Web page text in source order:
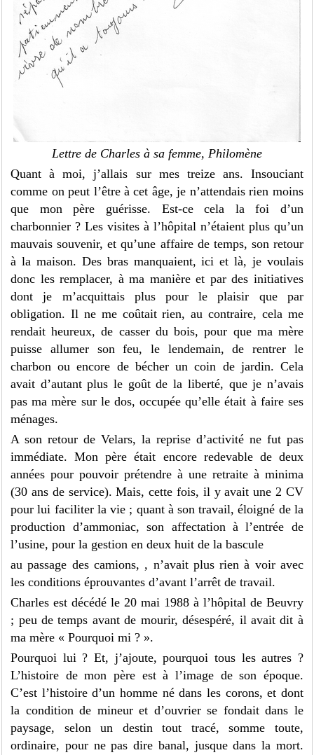
Lettre de Charles à sa femme, Philomène
Quant à moi, j’allais sur mes treize ans. Insouciant
comme on peut l’être à cet âge, je n’attendais rien moins
que mon père guérisse. Est-ce cela la foi d’un
charbonnier ? Les visites à l’hôpital n’étaient plus qu’un
mauvais souvenir, et qu’une affaire de temps, son retour
à la maison. Des bras manquaient, ici et là, je voulais
donc les remplacer, à ma manière et par des initiatives
dont je m’acquittais plus pour le plaisir que par
obligation. Il ne me coûtait rien, au contraire, cela me
rendait heureux, de casser du bois, pour que ma mère
puisse allumer son feu, le lendemain, de rentrer le
charbon ou encore de bécher un coin de jardin. Cela
avait d’autant plus le goût de la liberté, que je n’avais
pas ma mère sur le dos, occupée qu’elle était à faire ses
ménages.
A son retour de Velars, la reprise d’activité ne fut pas
immédiate. Mon père était encore redevable de deux
années pour pouvoir prétendre à une retraite à minima
(30 ans de service). Mais, cette fois, il y avait une 2 CV
pour lui faciliter la vie ; quant à son travail, éloigné de la
production d’ammoniac, son affectation à l’entrée de
l’usine, pour la gestion en deux huit de la bascule
au passage des camions, , n’avait plus rien à voir avec
les conditions éprouvantes d’avant l’arrêt de travail.
Charles est décédé le 20 mai 1988 à l’hôpital de Beuvry
; peu de temps avant de mourir, désespéré, il avait dit à
ma mère « Pourquoi mi ? ».
Pourquoi lui ? Et, j’ajoute, pourquoi tous les autres ?
L’histoire de mon père est à l’image de son époque.
C’est l’histoire d’un homme né dans les corons, et dont
la condition de mineur et d’ouvrier se fondait dans le
paysage, selon un destin tout tracé, somme toute,
ordinaire, pour ne pas dire banal, jusque dans la mort.